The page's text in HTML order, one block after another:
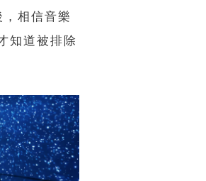
相信音樂
知道被排除